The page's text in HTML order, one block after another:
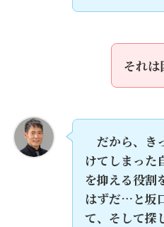
それは
だから、き
けてしまった
を抑える役割
はずだ…と坂
て、そして探